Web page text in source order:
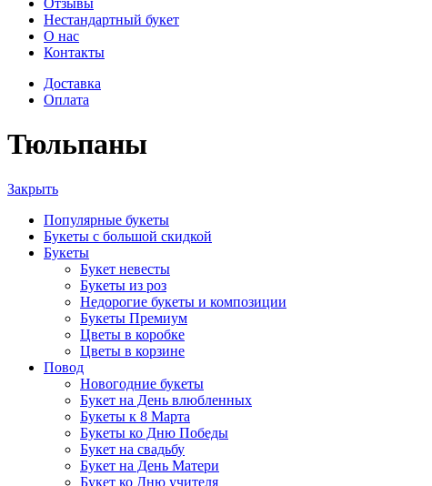
Отзывы
Нестандартный букет
О нас
Контакты
Доставка
Оплата
Тюльпаны
Закрыть
Популярные букеты
Букеты с большой скидкой
Букеты
Букет невесты
Букеты из роз
Недорогие букеты и композиции
Букеты Премиум
Цветы в коробке
Цветы в корзине
Повод
Новогодние букеты
Букет на День влюбленных
Букеты к 8 Марта
Букеты ко Дню Победы
Букет на свадьбу
Букет на День Матери
Букет ко Дню учителя